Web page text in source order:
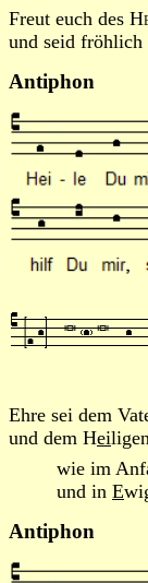
Freut euch des
und seid
Antiphon
Ehre sei dem
und dem Hei
wie im
und in E
Antiphon